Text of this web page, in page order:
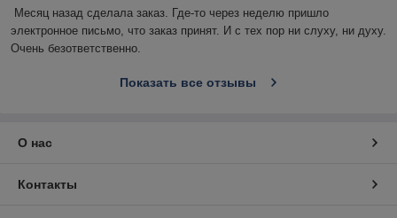
Месяц назад сделала заказ. Где-то через неделю пришло
электронное письмо, что заказ принят. И с тех пор ни слуху, ни духу.
Очень безответственно.
Показать все отзывы
О нас
Контакты